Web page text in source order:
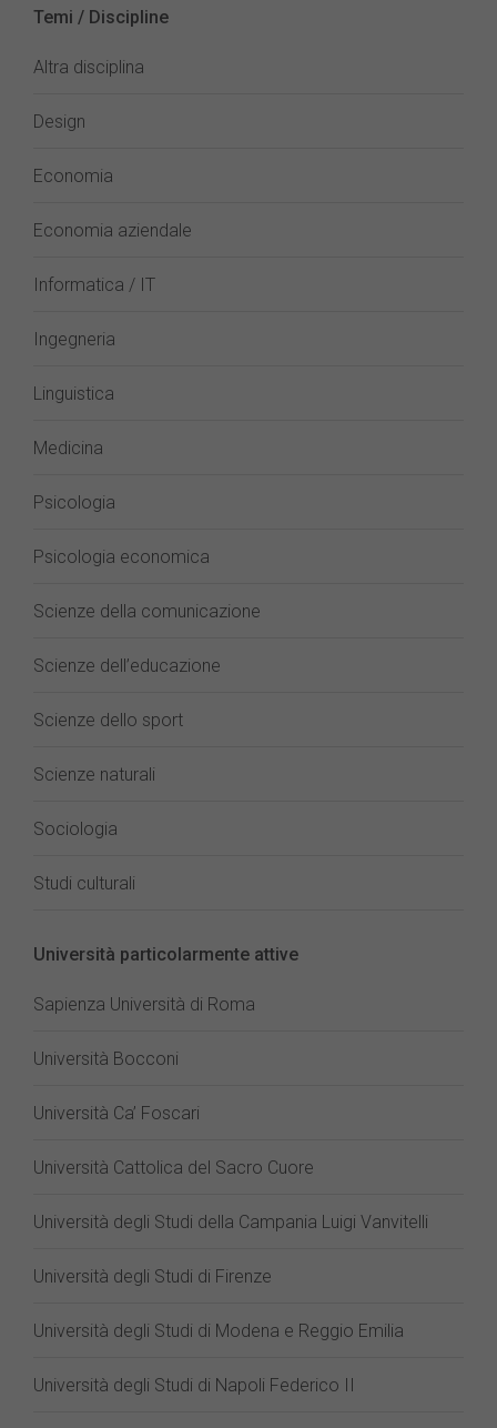
Temi / Discipline
Altra disciplina
Design
Economia
Economia aziendale
Informatica / IT
Ingegneria
Linguistica
Medicina
Psicologia
Psicologia economica
Scienze della comunicazione
Scienze dell’educazione
Scienze dello sport
Scienze naturali
Sociologia
Studi culturali
Università particolarmente attive
Sapienza Università di Roma
Università Bocconi
Università Ca’ Foscari
Università Cattolica del Sacro Cuore
Università degli Studi della Campania Luigi Vanvitelli
Università degli Studi di Firenze
Università degli Studi di Modena e Reggio Emilia
Università degli Studi di Napoli Federico II